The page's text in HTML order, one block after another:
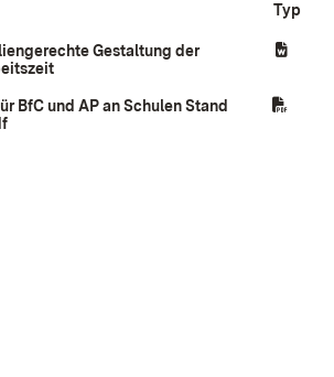
Typ
Gestaltung der
BfC und AP an Schulen Stand